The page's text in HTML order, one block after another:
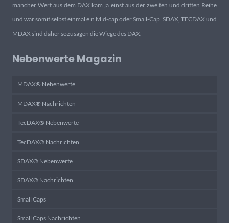
mancher Wert aus dem DAX kam ja einst aus der zweiten und dritten Reihe
und war somit selbst einmal ein Mid-cap oder Small-Cap. SDAX, TECDAX und
MDAX sind daher sozusagen die Wiege des DAX.
Nebenwerte Magazin
MDAX® Nebenwerte
MDAX® Nachrichten
TecDAX® Nebenwerte
TecDAX® Nachrichten
SDAX® Nebenwerte
SDAX® Nachrichten
Small Caps
Small Caps Nachrichten